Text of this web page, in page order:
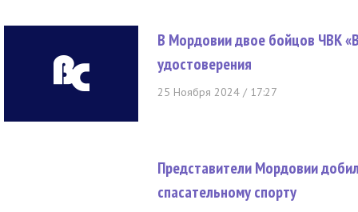
В Мордовии двое бойцов ЧВК
удостоверения
25 Ноября 2024 / 17:27
Представители Мордовии
спасательному спорту